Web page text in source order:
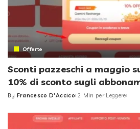
Offerte
Sconti pazzeschi a maggio
10% di sconto sugli
Posted
By Francesco D'Accico 2 Min per Leggere